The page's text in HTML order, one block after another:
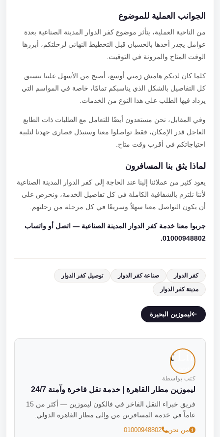
الجوانب العملية للموضوع
من الناحية العملية، يتأثر موضوع كفر الدوار المدينة الصناعية بعدة
عوامل يجدر أخذها بالحسبان قبل التخطيط النهائي لرحلتكم، أبرزها
الوقت المتاح والمرونة في التوقيت.
كلما كان لديكم هامش زمني أوسع، أصبح من الأسهل علينا تنسيق
كل التفاصيل بالشكل الذي يناسبكم تمامًا، خاصة في المواسم التي
يزداد فيها الطلب على هذا النوع من الخدمات.
وفي المقابل، نحن مستعدون أيضًا للتعامل مع الطلبات ذات الطابع
العاجل قدر الإمكان، فقط تواصلوا معنا وسنبذل قصارى جهدنا لتلبية
احتياجاتكم في أقرب وقت متاح.
لماذا يثق بنا المسافرون
يعود كثير من عملائنا إلينا عند الحاجة إلى كفر الدوار المدينة الصناعية
لأننا نلتزم بالشفافية الكاملة في كل تفاصيل الخدمة، ونحرص على
أن يكون التواصل معنا سهلاً وسريعًا في كل مرحلة من رحلتهم.
جربوا معنا خدمة كفر الدوار المدينة الصناعية — اتصل أو واتساب
01000948802.
كفر الدوار صناعة كفر الدوار
توصيل كفر الدوار
مدينة كفر الدوار
ليموزين البحيرة
كتب بواسطة
ليموزين مطار القاهرة | خدمة نقل فاخرة وآمنة 24/7
فريق خبراء النقل الفاخر في فالكون ليموزين — أكثر من 15
عاماً في خدمة المسافرين من وإلى مطار القاهرة الدولي.
من نحن 01000948802